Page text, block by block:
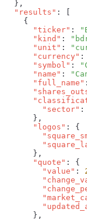
  "results"
      "ticker"
:
      "kind"
:
      "unit"
:
      "currency"
:
      "symbol"
:
      "name"
:
      "full_name"
        "sector"
:
      "logos"
      "quote"
        "value"
: